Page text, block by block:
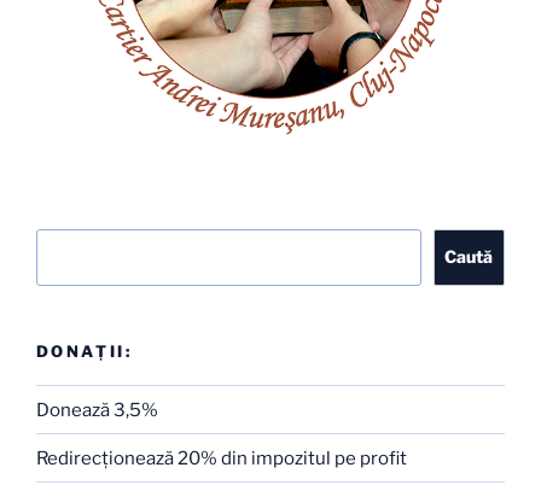
Caută
DONAȚII:
Donează 3,5%
Redirecţionează 20% din impozitul pe profit